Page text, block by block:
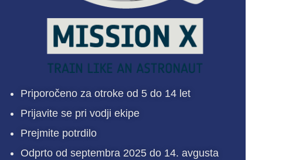
Priporočeno za otroke od 5 do 14 let
Prijavite se pri vodji ekipe
Prejmite potrdilo
Odprto od septembra 2025 do 14. avgusta